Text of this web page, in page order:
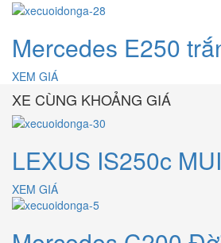
Mercedes E250
XEM GIÁ
XE CÙNG KHOẢNG GIÁ
LEXUS IS250c
XEM GIÁ